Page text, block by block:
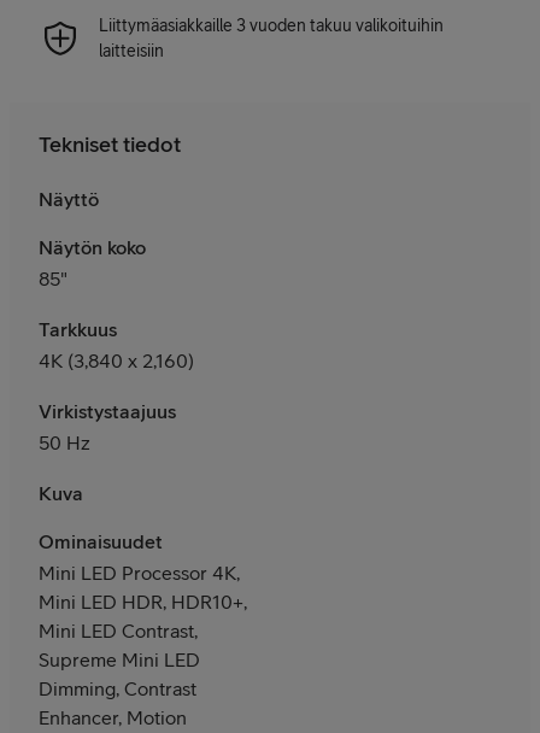
Liittymäasiakkaille 3 vuoden takuu valikoituihin
laitteisiin
Tekniset tiedot
Näyttö
Näytön koko
85"
Tarkkuus
4K (3,840 x 2,160)
Virkistystaajuus
50 Hz
Kuva
Ominaisuudet
Mini LED Processor 4K,
Mini LED HDR, HDR10+,
Mini LED Contrast,
Supreme Mini LED
Dimming, Contrast
Enhancer, Motion